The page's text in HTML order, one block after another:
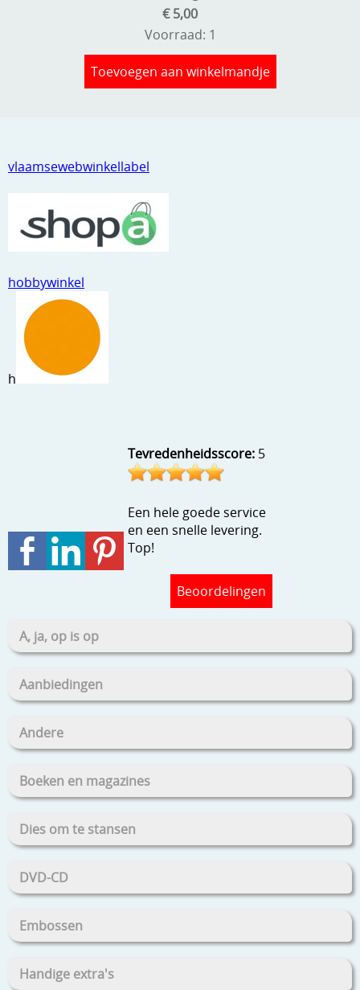
vlaamsewebwinkellabel
hobbywinkel
h
Tevredenheidsscore: 5
Een hele goede service
en een snelle levering.
Top!
Beoordelingen
A, ja, op is op
Aanbiedingen
Andere
Boeken en magazines
Dies om te stansen
DVD-CD
Embossen
Handige extra's
€ 5,00
Voorraad: 1
Toevoegen aan winkelmandje